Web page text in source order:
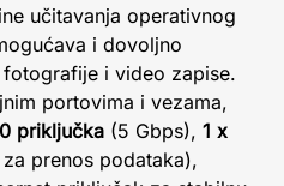
učitavanja operativnog
i dovoljno
i video zapise.
portovima i vezama,
priključka (5 Gbps), 1 x
prenos podataka),